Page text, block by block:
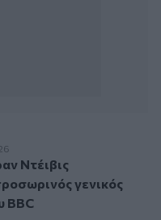
Ντέιβις αναλαμβάνει
Ντέιβις
γενικός
BBC